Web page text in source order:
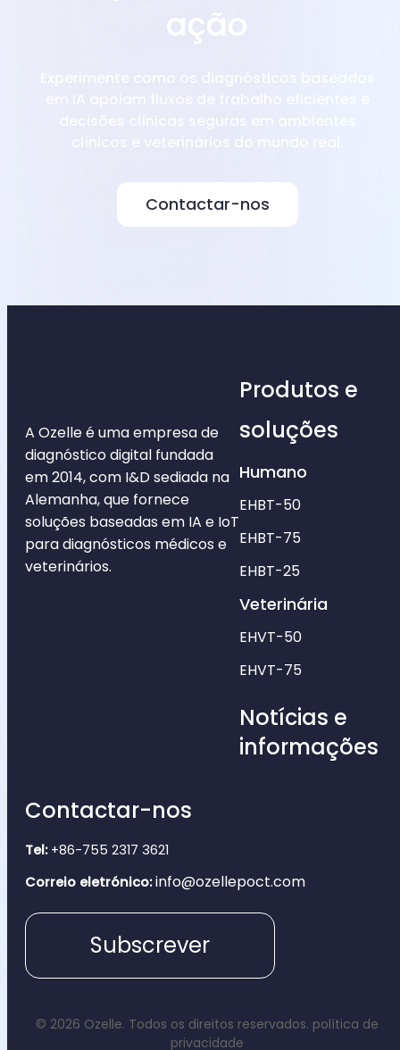
ação
Contactar-nos
A Ozelle é uma empresa de
diagnóstico digital fundada
em 2014, com I&D sediada na
Alemanha, que fornece
soluções baseadas em IA e IoT
para diagnósticos médicos e
veterinários.
Produtos e
soluções
Humano
EHBT-50
EHBT-75
EHBT-25
Veterinária
EHVT-50
EHVT-75
Notícias e
informações
Contactar-nos
Tel:+86-755 2317 3621
Correio eletrónico: info@ozellepoct.com
Subscrever
© 2026 Ozelle. Todos os direitos reservados. política de
privacidade